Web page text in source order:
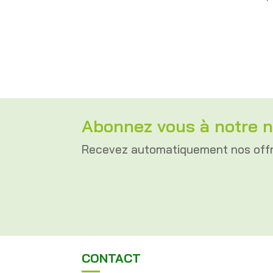
Abonnez vous à notre
Recevez automatiquement nos
CONTACT